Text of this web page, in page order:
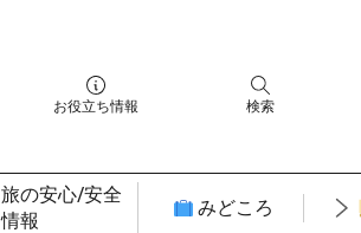
お役立ち情報 検索
旅の安心/安全
情報
みどころ